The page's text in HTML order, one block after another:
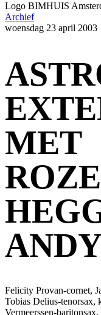
Logo BIMHUIS
Archief
woensdag 23 april 2003
MET
Felicity Provan-cornet,
Tobias Delius-tenorsax,
Vermeerssen-